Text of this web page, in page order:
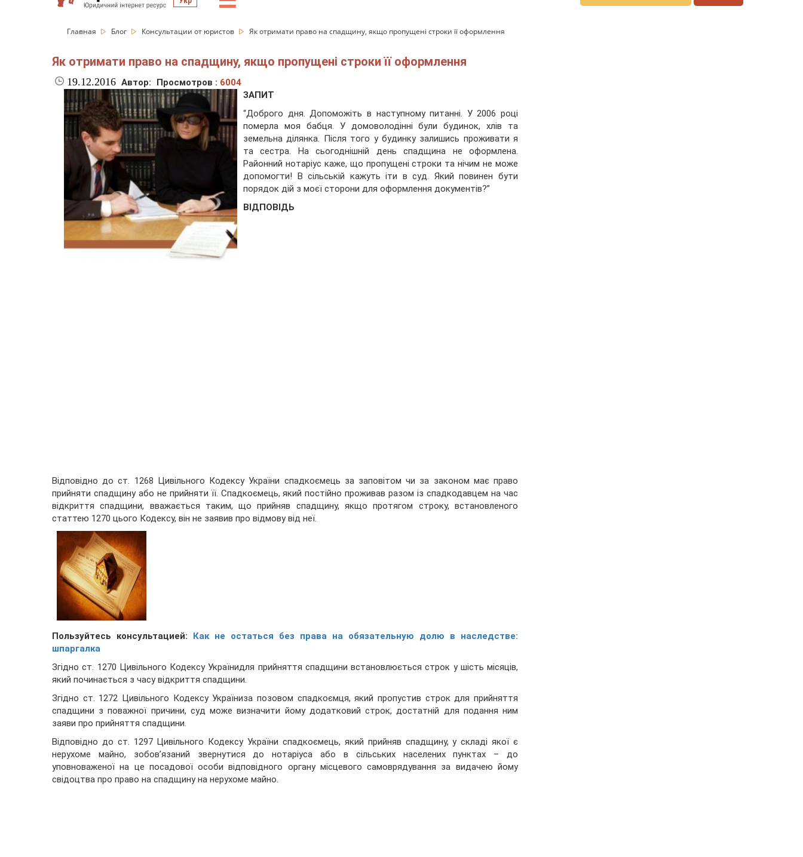
Главная Блог Консультации от юристов Як отримати право на спадщину, якщо пропущені строки її оформлення
Як отримати право на спадщину, якщо пропущені строки її оформлення
19.12.2016 Автор: Просмотров : 6004
ЗАПИТ
“Доброго дня. Допоможіть в наступному питанні. У 2006 році
померла моя бабця. У домоволодінні були будинок, хлів та
земельна ділянка. Після того у будинку залишись проживати я
та сестра. На сьогоднішній день спадщина не оформлена.
Районний нотаріус каже, що пропущені строки та нічим не може
допомогти! В сільській кажуть іти в суд. Який повинен бути
порядок дій з моєї сторони для оформлення документів?”
ВІДПОВІДЬ
Відповідно до ст. 1268 Цивільного Кодексу України спадкоємець за заповітом чи за законом має право
прийняти спадщину або не прийняти її. Спадкоємець, який постійно проживав разом із спадкодавцем на час
відкриття спадщини, вважається таким, що прийняв спадщину, якщо протягом строку, встановленого
статтею 1270 цього Кодексу, він не заявив про відмову від неї.
Пользуйтесь консультацией:
Как не остаться без права на обязательную долю в наследстве:
шпаргалка
Згідно ст. 1270 Цивільного Кодексу Українидля прийняття спадщини встановлюється строк у шість місяців,
який починається з часу відкриття спадщини.
Згідно ст. 1272 Цивільного Кодексу Україниза позовом спадкоємця, який пропустив строк для прийняття
спадщини з поважної причини, суд може визначити йому додатковий строк, достатній для подання ним
заяви про прийняття спадщини.
Відповідно до ст. 1297 Цивільного Кодексу України спадкоємець, який прийняв спадщину, у складі якої є
нерухоме майно, зобов’язаний звернутися до нотаріуса або в сільських населених пунктах – до
уповноваженої на це посадової особи відповідного органу місцевого самоврядування за видачею йому
свідоцтва про право на спадщину на нерухоме майно.